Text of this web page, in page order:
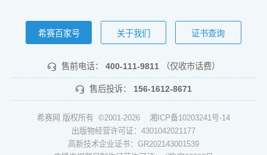
希赛百家号 关于我们 证书查询
售前电话： 400-111-9811 （仅收市话费）
售后投诉： 156-1612-8671
希赛网 版权所有 ©2001-2026 湘ICP备10203241号-14
出版物经营许可证：4301042021177
高新技术企业证书：GR202143001539